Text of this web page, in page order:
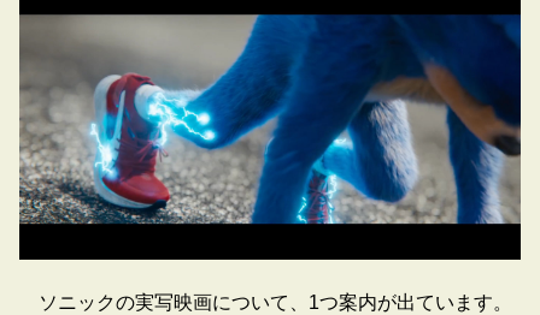
ソニックの実写映画について、1つ案内が出ています。